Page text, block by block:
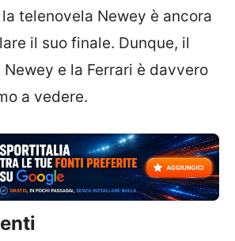
telenovela Newey è ancora
il suo finale. Dunque, il
e la Ferrari è davvero
a vedere.